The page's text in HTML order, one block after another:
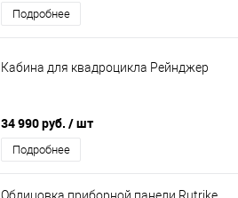
Подробнее
Кабина для квадроцикла Рейнджер
34 990 руб. / шт
Подробнее
Облицовка приборной панели Rutrike